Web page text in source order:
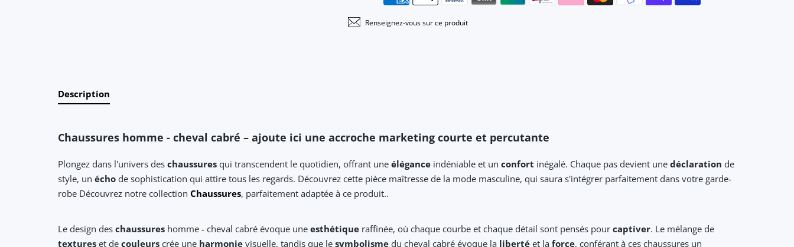
Renseignez-vous sur ce produit
Description
Chaussures homme - cheval cabré – ajoute ici une accroche marketing courte et percutante
Plongez dans l'univers des chaussures qui transcendent le quotidien, offrant une élégance indéniable et un confort inégalé. Chaque pas devient une déclaration de
style, un écho de sophistication qui attire tous les regards. Découvrez cette pièce maîtresse de la mode masculine, qui saura s'intégrer parfaitement dans votre garde-
robe Découvrez notre collection Chaussures, parfaitement adaptée à ce produit..
Le design des chaussures homme - cheval cabré évoque une esthétique raffinée, où chaque courbe et chaque détail sont pensés pour captiver. Le mélange de
textures et de couleurs crée une harmonie visuelle, tandis que le symbolisme du cheval cabré évoque la liberté et la force, conférant à ces chaussures un